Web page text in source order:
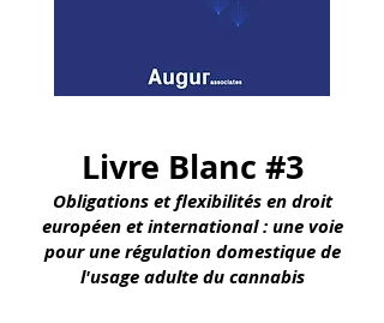
Livre Blanc #3
Obligations et flexibilités en droit
européen et international : une voie
pour une régulation domestique de
l'usage adulte du cannabis